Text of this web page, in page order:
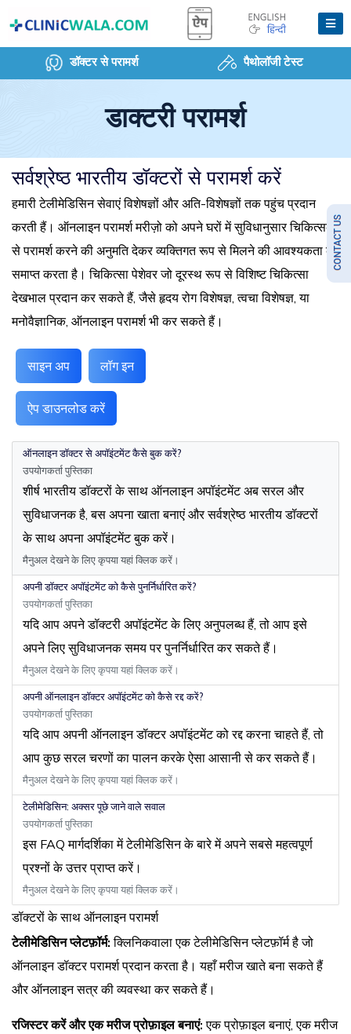
डॉक्टर से परामर्श पैथोलॉजी टेस्ट
डाक्टरी परामर्श
सर्वश्रेष्ठ भारतीय डॉक्टरों से परामर्श करें
हमारी टेलीमेडिसिन सेवाएं विशेषज्ञों और अति-विशेषज्ञों तक पहुंच प्रदान
करती हैं। ऑनलाइन परामर्श मरीज़ो को अपने घरों में सुविधानुसार चिकित्सक
से परामर्श करने की अनुमति देकर व्यक्तिगत रूप से मिलने की आवश्यकता को
समाप्त करता है। चिकित्सा पेशेवर जो दूरस्थ रूप से विशिष्ट चिकित्सा
देखभाल प्रदान कर सकते हैं, जैसे हृदय रोग विशेषज्ञ, त्वचा विशेषज्ञ, या
मनोवैज्ञानिक, ऑनलाइन परामर्श भी कर सकते हैं।
साइन अप लॉग इन
ऐप डाउनलोड करें
ऑनलाइन डॉक्टर से अपॉइंटमेंट कैसे बुक करें?
उपयोगकर्ता पुस्तिका
शीर्ष भारतीय डॉक्टरों के साथ ऑनलाइन अपॉइंटमेंट अब सरल और
सुविधाजनक है, बस अपना खाता बनाएं और सर्वश्रेष्ठ भारतीय डॉक्टरों
के साथ अपना अपॉइंटमेंट बुक करें।
मैनुअल देखने के लिए कृपया यहां क्लिक करें।
अपनी डॉक्टर अपॉइंटमेंट को कैसे पुनर्निर्धारित करें?
उपयोगकर्ता पुस्तिका
यदि आप अपने डॉक्टरी अपॉइंटमेंट के लिए अनुपलब्ध हैं, तो आप इसे
अपने लिए सुविधाजनक समय पर पुनर्निर्धारित कर सकते हैं।
मैनुअल देखने के लिए कृपया यहां क्लिक करें।
अपनी ऑनलाइन डॉक्टर अपॉइंटमेंट को कैसे रद्द करें?
उपयोगकर्ता पुस्तिका
यदि आप अपनी ऑनलाइन डॉक्टर अपॉइंटमेंट को रद्द करना चाहते हैं, तो
आप कुछ सरल चरणों का पालन करके ऐसा आसानी से कर सकते हैं।
मैनुअल देखने के लिए कृपया यहां क्लिक करें।
टेलीमेडिसिन: अक्सर पूछे जाने वाले सवाल
उपयोगकर्ता पुस्तिका
इस FAQ मार्गदर्शिका में टेलीमेडिसिन के बारे में अपने सबसे महत्वपूर्ण
प्रश्नों के उत्तर प्राप्त करें।
मैनुअल देखने के लिए कृपया यहां क्लिक करें।
डॉक्टरों के साथ ऑनलाइन परामर्श
टेलीमेडिसिन प्लेटफ़ॉर्म:क्लिनिकवाला एक टेलीमेडिसिन प्लेटफ़ॉर्म है जो
ऑनलाइन डॉक्टर परामर्श प्रदान करता है। यहाँ मरीज खाते बना सकते हैं
और ऑनलाइन सत्र की व्यवस्था कर सकते हैं।
रजिस्टर करें और एक मरीज प्रोफ़ाइल बनाएं:एक प्रोफ़ाइल बनाएं, एक मरीज